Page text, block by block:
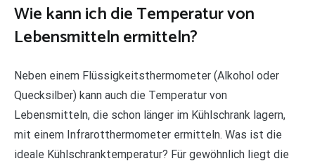
Wie kann ich die Temperatur von
Lebensmitteln ermitteln?
Neben einem Flüssigkeitsthermometer (Alkohol oder
Quecksilber) kann auch die Temperatur von
Lebensmitteln, die schon länger im Kühlschrank lagern,
mit einem Infrarotthermometer ermitteln. Was ist die
ideale Kühlschranktemperatur? Für gewöhnlich liegt die